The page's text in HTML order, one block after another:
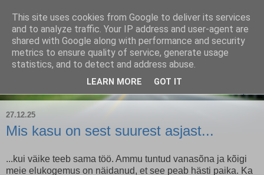
Kärla Jahimeeste Selts
Blogi Saaremaa keskpaiga jahimeeste tegemistest
27.12.25
Mis kasu on sest suurest asjast...
...kui väike teeb sama töö. Ammu tuntud vanasõna ja kõigi
meie elukogemus on näidanud, et see peab hästi paika. Ka
This site uses cookies from Google to deliver its services
and to analyze traffic. Your IP address and user-agent are
shared with Google along with performance and security
metrics to ensure quality of service, generate usage
statistics, and to detect and address abuse.
LEARN MORE GOT IT